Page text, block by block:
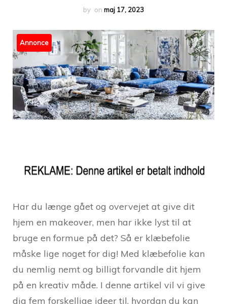
by on maj 17, 2023
Annonce
Har du længe gået og overvejet at give dit
hjem en makeover, men har ikke lyst til at
bruge en formue på det? Så er klæbefolie
måske lige noget for dig! Med klæbefolie kan
du nemlig nemt og billigt forvandle dit hjem
på en kreativ måde. I denne artikel vil vi give
dig fem forskellige ideer til, hvordan du kan